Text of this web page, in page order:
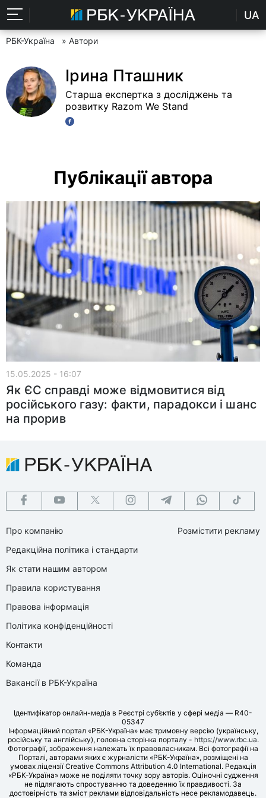
UA
РБК-Україна » Автори
Ірина Пташник
Старша експертка з досліджень та
розвитку Razom We Stand
Публікації автора
15.05.2025 - 16:07
Як ЄС справді може відмовитися від
російського газу: факти, парадокси і шанс
на прорив
Про компанію
Редакційна політика і стандарти
Як стати нашим автором
Правила користування
Правова інформація
Політика конфіденційності
Контакти
Команда
Вакансії в РБК-Україна
Розмістити рекламу
Ідентифікатор онлайн-медіа в Реєстрі суб’єктів у сфері медіа — R40-
05347
Інформаційний портал «РБК-Україна» має тримовну версію (українську,
російську та англійську), головна сторінка порталу - https://www.rbc.ua.
Фотографії, зображення належать їх правовласникам. Всі фотографії на
Порталі, авторами яких є журналісти «РБК-Україна», розміщені на
умовах ліцензії Creative Commons Attribution 4.0 International. Редакція
«РБК-Україна» може не поділяти точку зору авторів. Оціночні судження
не підлягають спростуванню та доведенню їх правдивості. За
достовірність та зміст реклами відповідальність несе рекламодавець.